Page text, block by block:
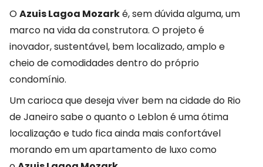
OAzuis Lagoa Mozarké, sem dúvida alguma, um
marco na vida da construtora. O projeto é
inovador, sustentável, bem localizado, amplo e
cheio de comodidades dentro do próprio
condomínio.
Um carioca que deseja viver bem na cidade do Rio
de Janeiro sabe o quanto o Leblon é uma ótima
localização e tudo fica ainda mais confortável
morando em um apartamento de luxo como